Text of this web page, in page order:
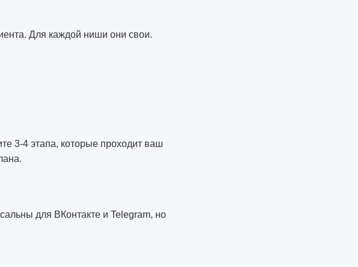
Для каждой ниши они свои.
3-4 этапа, которые проходит ваш
для ВКонтакте и Telegram, но